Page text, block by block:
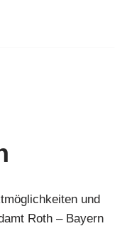
und
Roth – Bayern